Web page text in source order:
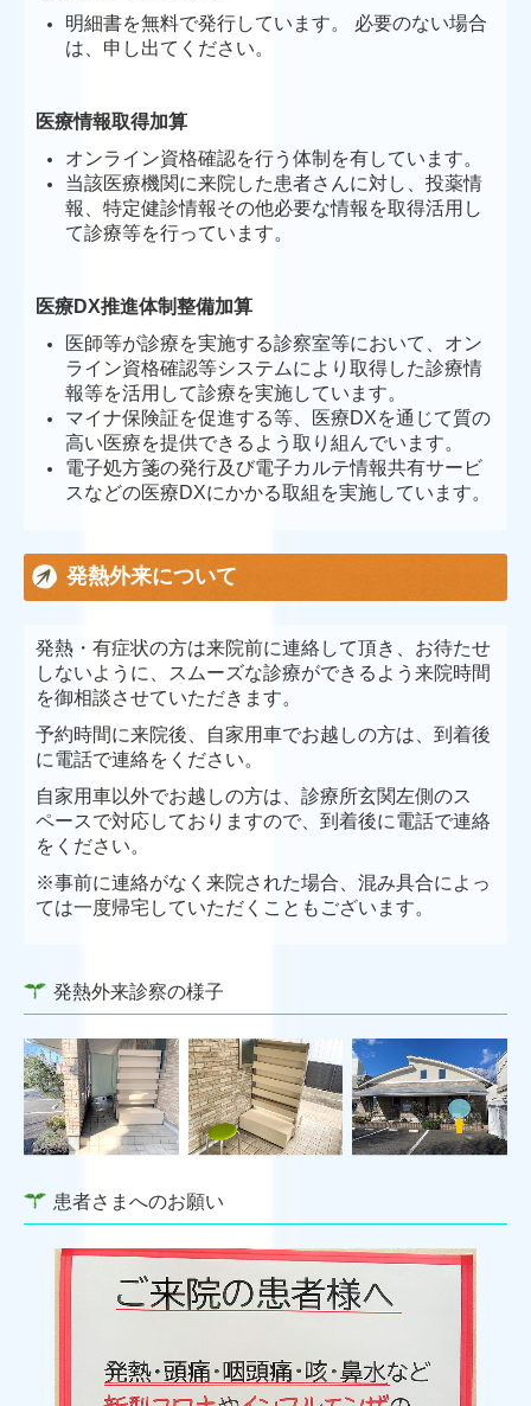
明細書を無料で発行しています。 必要のない場合
は、申し出てください。
医療情報取得加算
オンライン資格確認を行う体制を有しています。
当該医療機関に来院した患者さんに対し、投薬情
報、特定健診情報その他必要な情報を取得活用し
て診療等を行っています。
医療DX推進体制整備加算
医師等が診療を実施する診察室等において、オン
ライン資格確認等システムにより取得した診療情
報等を活用して診療を実施しています。
マイナ保険証を促進する等、医療DXを通じて質の
高い医療を提供できるよう取り組んでいます。
電子処方箋の発行及び電子カルテ情報共有サービ
スなどの医療DXにかかる取組を実施しています。
発熱外来について
発熱・有症状の方は来院前に連絡して頂き、お待たせ
しないように、スムーズな診療ができるよう来院時間
を御相談させていただきます。
予約時間に来院後、自家用車でお越しの方は、到着後
に電話で連絡をください。
自家用車以外でお越しの方は、診療所玄関左側のス
ペースで対応しておりますので、到着後に電話で連絡
をください。
※事前に連絡がなく来院された場合、混み具合によっ
ては一度帰宅していただくこともございます。
発熱外来診察の様子
患者さまへのお願い